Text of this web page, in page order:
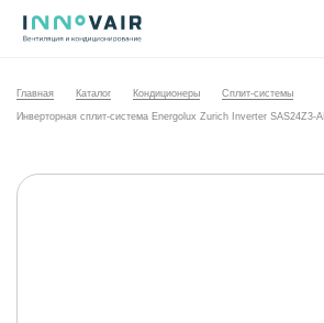
Главная Каталог Кондиционеры Сплит-системы
Инверторная сплит-система Energolux Zurich Inverter SAS24Z3-AI